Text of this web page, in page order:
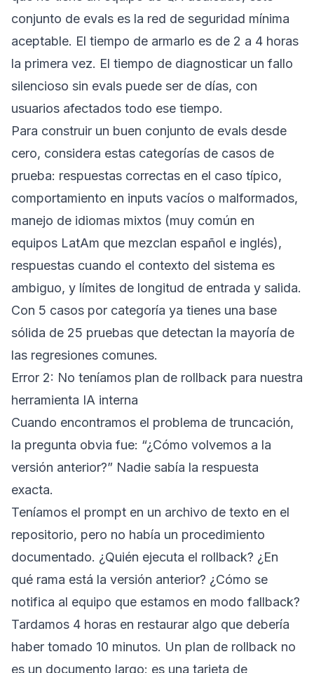
conjunto de evals es la red de seguridad mínima
aceptable. El tiempo de armarlo es de 2 a 4 horas
la primera vez. El tiempo de diagnosticar un fallo
silencioso sin evals puede ser de días, con
usuarios afectados todo ese tiempo.
Para construir un buen conjunto de evals desde
cero, considera estas categorías de casos de
prueba: respuestas correctas en el caso típico,
comportamiento en inputs vacíos o malformados,
manejo de idiomas mixtos (muy común en
equipos LatAm que mezclan español e inglés),
respuestas cuando el contexto del sistema es
ambiguo, y límites de longitud de entrada y salida.
Con 5 casos por categoría ya tienes una base
sólida de 25 pruebas que detectan la mayoría de
las regresiones comunes.
Error 2: No teníamos plan de rollback para nuestra
herramienta IA interna
Cuando encontramos el problema de truncación,
la pregunta obvia fue: “¿Cómo volvemos a la
versión anterior?” Nadie sabía la respuesta
exacta.
Teníamos el prompt en un archivo de texto en el
repositorio, pero no había un procedimiento
documentado. ¿Quién ejecuta el rollback? ¿En
qué rama está la versión anterior? ¿Cómo se
notifica al equipo que estamos en modo fallback?
Tardamos 4 horas en restaurar algo que debería
haber tomado 10 minutos. Un plan de rollback no
es un documento largo: es una tarjeta de